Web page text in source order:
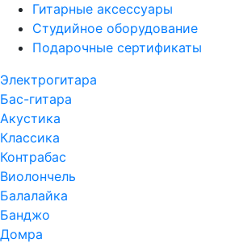
Гитарные аксессуары
Студийное оборудование
Подарочные сертификаты
Электрогитара
Бас-гитара
Акустика
Классика
Контрабас
Виолончель
Балалайка
Банджо
Домра